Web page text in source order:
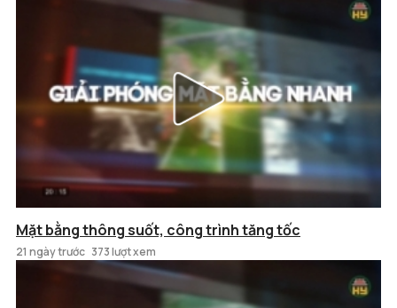
Mặt bằng thông suốt, công trình tăng tốc
21 ngày trước 373 lượt xem